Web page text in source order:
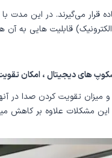
می‌گیرند. در این مدت